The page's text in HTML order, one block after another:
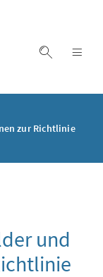
Suche
zur Richtlinie
und